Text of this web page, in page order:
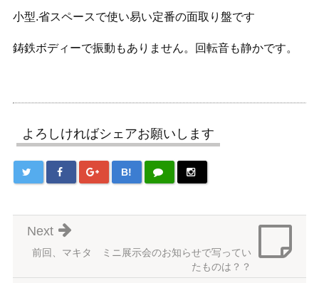
小型.省スペースで使い易い定番の面取り盤です
鋳鉄ボディーで振動もありません。回転音も静かです。
よろしければシェアお願いします
B!
前回、マキタ ミニ展示会のお知らせで写ってい
たものは？？
Next